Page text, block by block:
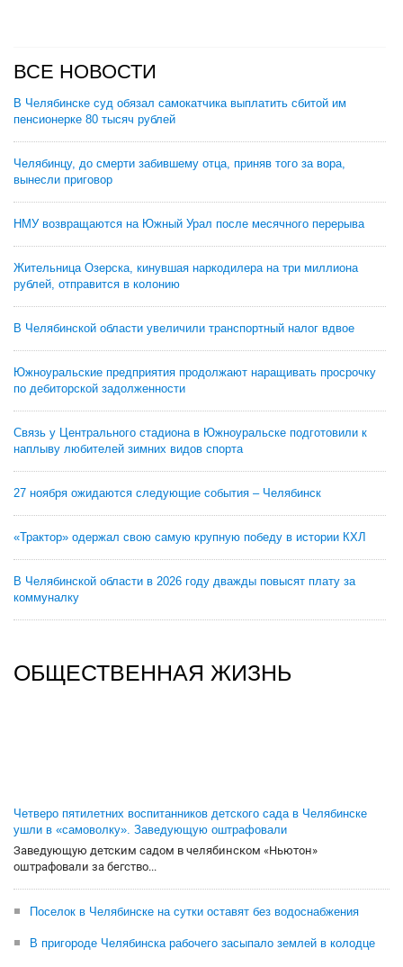
ВСЕ НОВОСТИ
В Челябинске суд обязал самокатчика выплатить сбитой им
пенсионерке 80 тысяч рублей
Челябинцу, до смерти забившему отца, приняв того за вора,
вынесли приговор
НМУ возвращаются на Южный Урал после месячного перерыва
Жительница Озерска, кинувшая наркодилера на три миллиона
рублей, отправится в колонию
В Челябинской области увеличили транспортный налог вдвое
Южноуральские предприятия продолжают наращивать просрочку
по дебиторской задолженности
Связь у Центрального стадиона в Южноуральске подготовили к
наплыву любителей зимних видов спорта
27 ноября ожидаются следующие события – Челябинск
«Трактор» одержал свою самую крупную победу в истории КХЛ
В Челябинской области в 2026 году дважды повысят плату за
коммуналку
ОБЩЕСТВЕННАЯ ЖИЗНЬ
Четверо пятилетних воспитанников детского сада в Челябинске
ушли в «самоволку». Заведующую оштрафовали
Заведующую детским садом в челябинском «Ньютон»
оштрафовали за бегство...
Поселок в Челябинске на сутки оставят без водоснабжения
В пригороде Челябинска рабочего засыпало землей в колодце